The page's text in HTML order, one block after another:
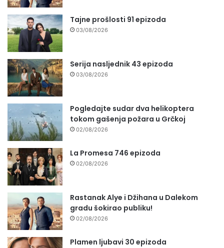
Tajne prošlosti 91 epizoda
03/08/2026
Serija nasljednik 43 epizoda
03/08/2026
Pogledajte sudar dva helikoptera
tokom gašenja požara u Grčkoj
02/08/2026
La Promesa 746 epizoda
02/08/2026
Rastanak Alye i Džihana u Dalekom
gradu šokirao publiku!
02/08/2026
Plamen ljubavi 30 epizoda